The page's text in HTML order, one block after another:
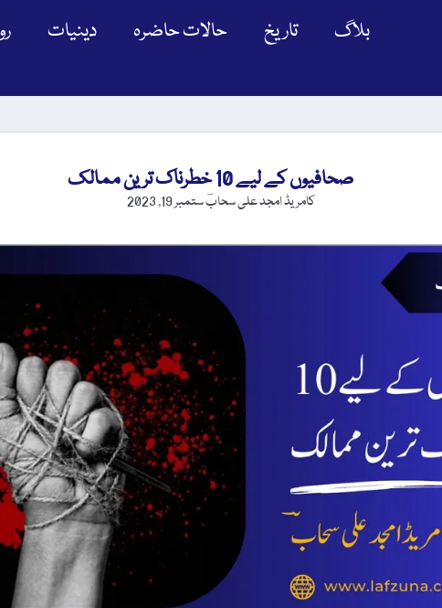
بلاگ تاریخ حالات حاضرہ دینیات
صحافیوں کے لیے 10 خطرناک ترین ممالک
کامریڈ امجد علی سحابؔستمبر 19, 2023